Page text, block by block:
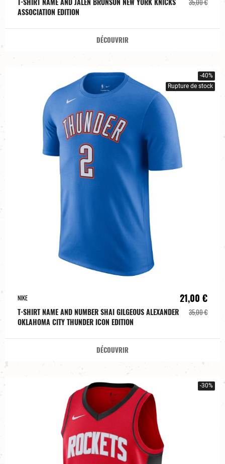
ASSOCIATION EDITION
DÉCOUVRIR
-40%
Rupture de stock
NIKE
T-SHIRT NAME AND NUMBER SHAI GILGEOUS ALEXANDER
OKLAHOMA CITY THUNDER ICON EDITION
21,00 €
35,00 €
DÉCOUVRIR
-30%